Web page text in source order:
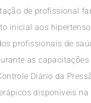
de profissional
inicial aos
profissionais de
as
Diário da
disponíveis